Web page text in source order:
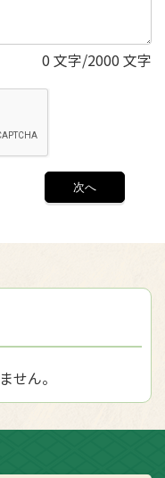
0 文字/2000 文字
せん。